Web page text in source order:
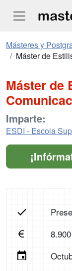
Másteres y
Máster de
Máster de
Imparte:
ESDI - Escola